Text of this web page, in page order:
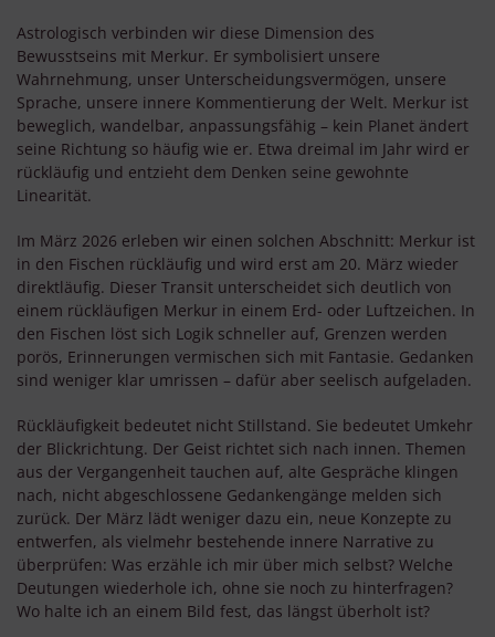
Astrologisch verbinden wir diese Dimension des
Bewusstseins mit Merkur. Er symbolisiert unsere
Wahrnehmung, unser Unterscheidungsvermögen, unsere
Sprache, unsere innere Kommentierung der Welt. Merkur ist
beweglich, wandelbar, anpassungsfähig – kein Planet ändert
seine Richtung so häufig wie er. Etwa dreimal im Jahr wird er
rückläufig und entzieht dem Denken seine gewohnte
Linearität.
Im März 2026 erleben wir einen solchen Abschnitt: Merkur ist
in den Fischen rückläufig und wird erst am 20. März wieder
direktläufig. Dieser Transit unterscheidet sich deutlich von
einem rückläufigen Merkur in einem Erd- oder Luftzeichen. In
den Fischen löst sich Logik schneller auf, Grenzen werden
porös, Erinnerungen vermischen sich mit Fantasie. Gedanken
sind weniger klar umrissen – dafür aber seelisch aufgeladen.
Rückläufigkeit bedeutet nicht Stillstand. Sie bedeutet Umkehr
der Blickrichtung. Der Geist richtet sich nach innen. Themen
aus der Vergangenheit tauchen auf, alte Gespräche klingen
nach, nicht abgeschlossene Gedankengänge melden sich
zurück. Der März lädt weniger dazu ein, neue Konzepte zu
entwerfen, als vielmehr bestehende innere Narrative zu
überprüfen: Was erzähle ich mir über mich selbst? Welche
Deutungen wiederhole ich, ohne sie noch zu hinterfragen?
Wo halte ich an einem Bild fest, das längst überholt ist?